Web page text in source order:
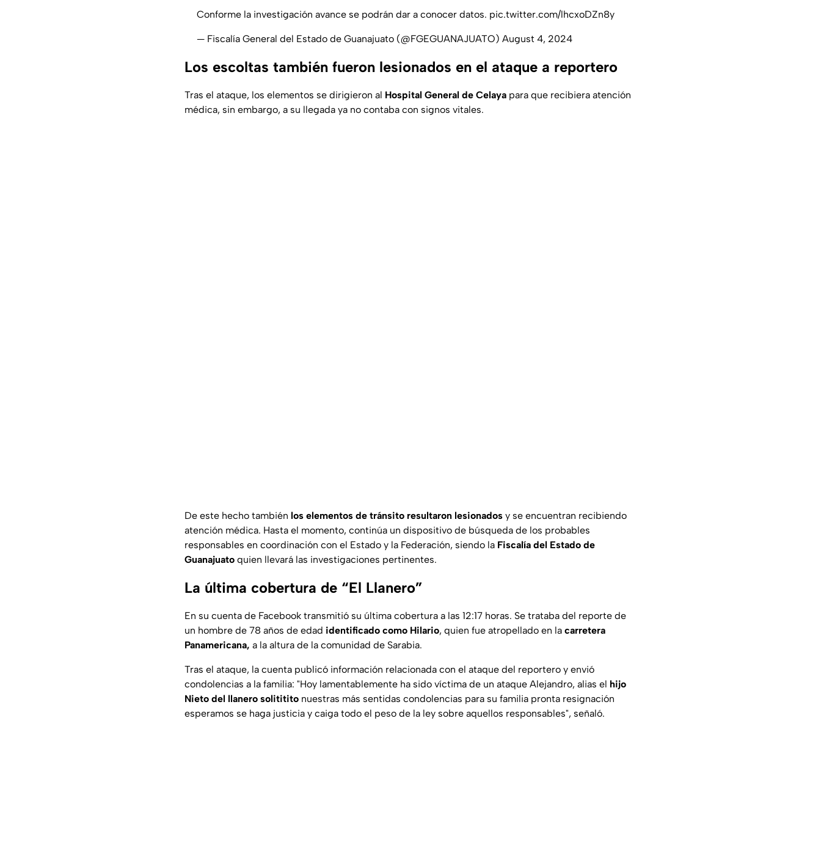
Conforme la investigación avance se podrán dar a conocer datos. pic.twitter.com/lhcxoDZn8y
— Fiscalía General del Estado de Guanajuato (@FGEGUANAJUATO) August 4, 2024
Los escoltas también fueron lesionados en el ataque a reportero
Tras el ataque, los elementos se dirigieron al Hospital General de Celaya para que recibiera atención
médica, sin embargo, a su llegada ya no contaba con signos vitales.
De este hecho también los elementos de tránsito resultaron lesionados y se encuentran recibiendo
atención médica. Hasta el momento, continúa un dispositivo de búsqueda de los probables
responsables en coordinación con el Estado y la Federación, siendo la Fiscalía del Estado de
Guanajuato quien llevará las investigaciones pertinentes.
La última cobertura de “El Llanero”
En su cuenta de Facebook transmitió su última cobertura a las 12:17 horas. Se trataba del reporte de
un hombre de 78 años de edad identificado como Hilario, quien fue atropellado en la carretera
Panamericana, a la altura de la comunidad de Sarabia.
Tras el ataque, la cuenta publicó información relacionada con el ataque del reportero y envió
condolencias a la familia: "Hoy lamentablemente ha sido víctima de un ataque Alejandro, alias el hijo
Nieto del llanero solititito nuestras más sentidas condolencias para su familia pronta resignación
esperamos se haga justicia y caiga todo el peso de la ley sobre aquellos responsables", señaló.